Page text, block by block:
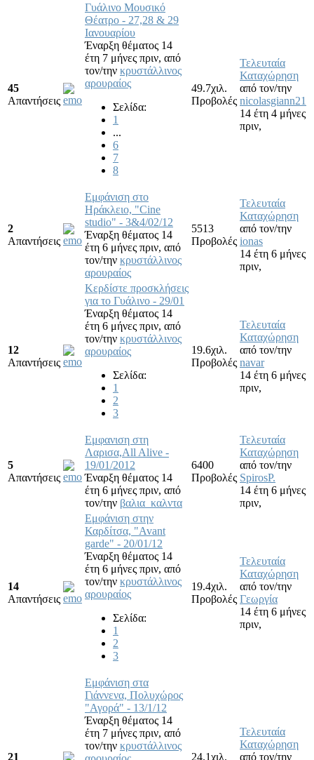
45
Απαντήσεις
Γυάλινο Μουσικό
Θέατρο - 27,28 & 29
Ιανουαρίου
Έναρξη θέματος 14
έτη 7 μήνες πριν, από
τον/την κρυστάλλινος
αρουραίος
Σελίδα:
1
...
6
7
8
49.7χιλ.
Προβολές
Τελευταία
Καταχώρηση
από τον/την
nicolasgiann21
14 έτη 4 μήνες
πριν,
2
Απαντήσεις
Εμφάνιση στο
Ηράκλειο, "Cine
studio" - 3&4/02/12
Έναρξη θέματος 14
έτη 6 μήνες πριν, από
τον/την κρυστάλλινος
αρουραίος
5513
Προβολές
Τελευταία
Καταχώρηση
από τον/την
ionas
14 έτη 6 μήνες
πριν,
12
Απαντήσεις
Κερδίστε προσκλήσεις
για το Γυάλινο - 29/01
Έναρξη θέματος 14
έτη 6 μήνες πριν, από
τον/την κρυστάλλινος
αρουραίος
Σελίδα:
1
2
3
19.6χιλ.
Προβολές
Τελευταία
Καταχώρηση
από τον/την
navar
14 έτη 6 μήνες
πριν,
5
Απαντήσεις
Εμφανιση στη
Λαρισα,All Alive -
19/01/2012
Έναρξη θέματος 14
έτη 6 μήνες πριν, από
τον/την βαλια_καλντα
6400
Προβολές
Τελευταία
Καταχώρηση
από τον/την
SpirosP.
14 έτη 6 μήνες
πριν,
14
Απαντήσεις
Εμφάνιση στην
Καρδίτσα, "Avant
garde" - 20/01/12
Έναρξη θέματος 14
έτη 6 μήνες πριν, από
τον/την κρυστάλλινος
αρουραίος
Σελίδα:
1
2
3
19.4χιλ.
Προβολές
Τελευταία
Καταχώρηση
από τον/την
Γεωργία
14 έτη 6 μήνες
πριν,
21
Εμφάνιση στα
Γιάννενα, Πολυχώρος
"Αγορά" - 13/1/12
Έναρξη θέματος 14
έτη 7 μήνες πριν, από
τον/την κρυστάλλινος
24.1χιλ.
Τελευταία
Καταχώρηση
από τον/την